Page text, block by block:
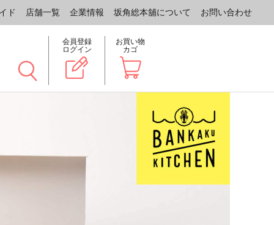
ド 店舗一覧 企業情報 坂角総本舖について お問い合わせ
会員登録
ログイン
お買い物
カゴ